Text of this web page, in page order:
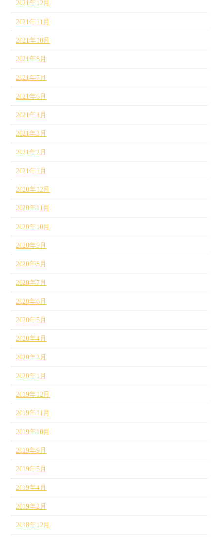
2021年12月
2021年11月
2021年10月
2021年8月
2021年7月
2021年6月
2021年4月
2021年3月
2021年2月
2021年1月
2020年12月
2020年11月
2020年10月
2020年9月
2020年8月
2020年7月
2020年6月
2020年5月
2020年4月
2020年3月
2020年1月
2019年12月
2019年11月
2019年10月
2019年9月
2019年5月
2019年4月
2019年2月
2018年12月